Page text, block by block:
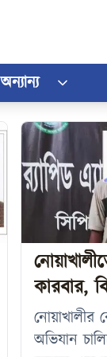
অন্যান্য
কারবার,
গ্রেপ্তার-১
নোয়াখালীর
অভিযান